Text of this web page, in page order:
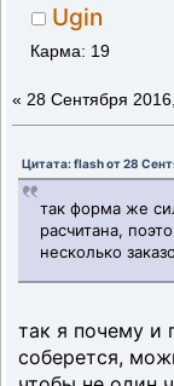
Ugin
Карма: 19
« 28 Сентября
Цитата: flash от 28
так форма же
расчитана,
несколько
так я почему и
соберется,